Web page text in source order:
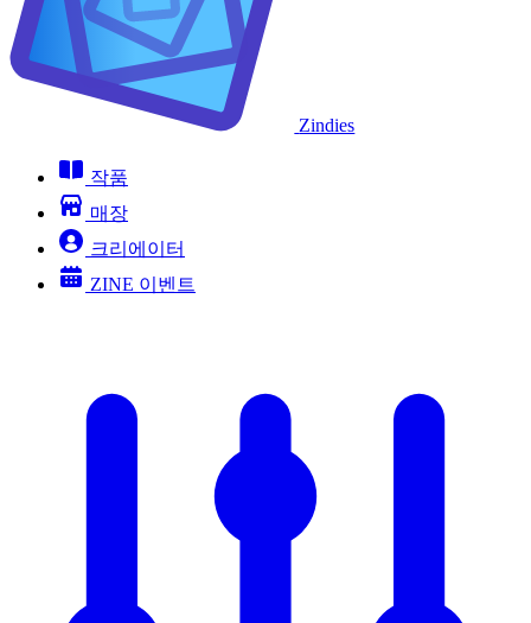
Zindies
작품
매장
크리에이터
ZINE 이벤트